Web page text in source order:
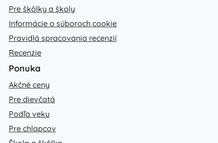
Pre škôlky a školy
Informácie o súboroch cookie
Pravidlá spracovania recenzií
Recenzie
Ponuka
Akčné ceny
Pre dievčatá
Podľa veku
Pre chlapcov